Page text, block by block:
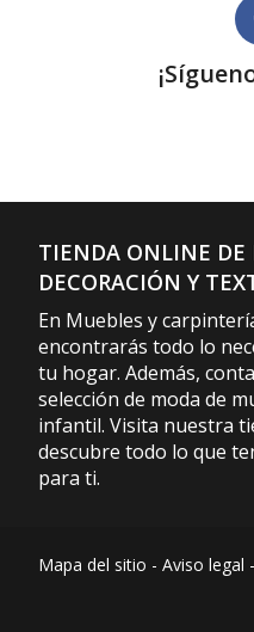
TIENDA ONLINE DE
DECORACIÓN Y
En Muebles y
encontrarás todo lo
tu hogar. Además,
selección de moda de
infantil. Visita nuestra
descubre todo lo que
para ti.
Mapa del sitio - Aviso legal -